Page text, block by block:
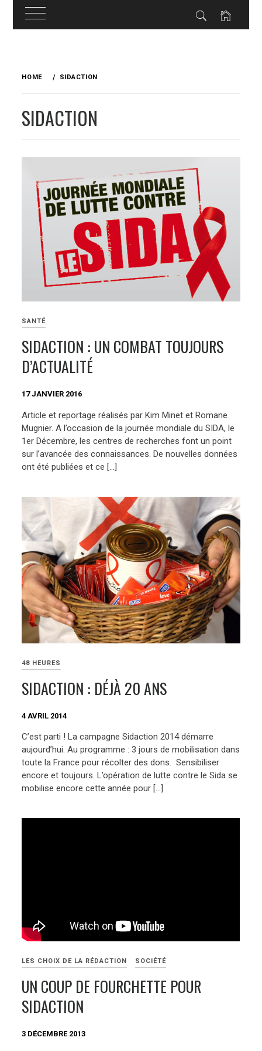
HOME SIDACTION
SIDACTION
SANTÉ
SIDACTION : UN COMBAT TOUJOURS
D’ACTUALITÉ
17 JANVIER 2016
Article et reportage réalisés par Kim Minet et Romane
Mugnier. A l’occasion de la journée mondiale du SIDA, le
1er Décembre, les centres de recherches font un point
sur l’avancée des connaissances. De nouvelles données
ont été publiées et ce […]
48 HEURES
SIDACTION : DÉJÀ 20 ANS
4 AVRIL 2014
C’est parti ! La campagne Sidaction 2014 démarre
aujourd’hui. Au programme : 3 jours de mobilisation dans
toute la France pour récolter des dons. Sensibiliser
encore et toujours. L’opération de lutte contre le Sida se
mobilise encore cette année pour […]
LES CHOIX DE LA RÉDACTION SOCIÉTÉ
UN COUP DE FOURCHETTE POUR
SIDACTION
3 DÉCEMBRE 2013